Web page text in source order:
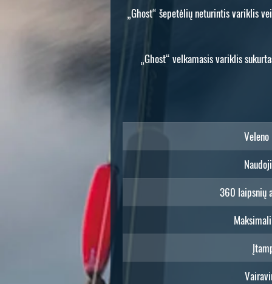
„Ghost“ šepetėlių neturintis variklis
„Ghost“ velkamasis variklis
360 laipsnių